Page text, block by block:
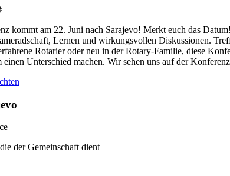
kommt am 22. Juni nach Sarajevo! Merkt euch das
Lernen und wirkungsvollen Diskussionen.
Rotarier oder neu in der Rotary-Familie, diese
einen Unterschied machen. Wir sehen uns auf der
der Gemeinschaft dient